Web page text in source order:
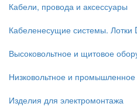
Кабели, провода и аксессуары
Кабеленесущие системы. Лотки
Высоковольтное и щитовое
Низковольтное и
Изделия для электромонтажа